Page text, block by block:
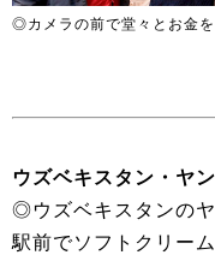
◎カメラの前で堂々とお金
ウズベキスタン・ヤ
◎ウズベキスタンのヤ
駅前でソフトクリー